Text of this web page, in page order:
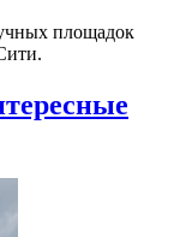
площадок